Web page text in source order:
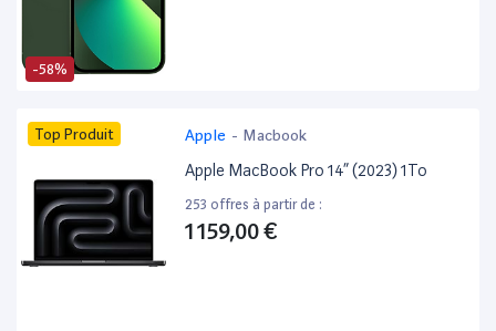
-58%
Top Produit Apple - Macbook
Apple MacBook Pro 14” (2023) 1To
253 offres à partir de :
1 159,00 €